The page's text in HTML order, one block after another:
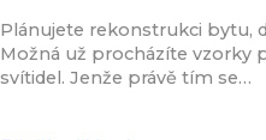
Plánujete rekonstrukci bytu,
Možná už procházíte vzorky
svítidel. Jenže právě tím se…